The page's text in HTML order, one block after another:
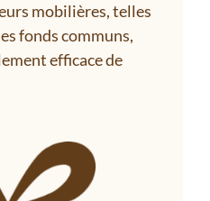
mobilières, telles
fonds communs,
efficace de